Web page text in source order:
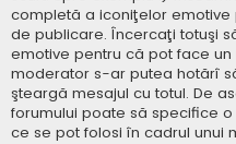
completă a iconiţelor
de publicare. Încercaţi totuşi
emotive pentru că pot face
moderator s-ar putea hotărî
şteargă mesajul cu totul. De
forumului poate să specifice
ce se pot folosi în cadrul unui